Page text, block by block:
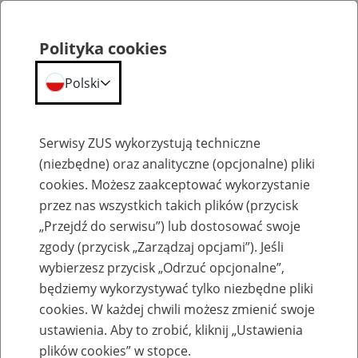
Świadczenie rehabilitacyjne
Podstawa wymiaru świadczenia
rehabilitacyjnego dla pracowników
Polityka cookies
Polski
Serwisy ZUS wykorzystują techniczne
(niezbędne) oraz analityczne (opcjonalne) pliki
cookies. Możesz zaakceptować wykorzystanie
przez nas wszystkich takich plików (przycisk
„Przejdź do serwisu”) lub dostosować swoje
zgody (przycisk „Zarządzaj opcjami”). Jeśli
wybierzesz przycisk „Odrzuć opcjonalne”,
będziemy wykorzystywać tylko niezbędne pliki
cookies. W każdej chwili możesz zmienić swoje
ustawienia. Aby to zrobić, kliknij „Ustawienia
plików cookies” w stopce.